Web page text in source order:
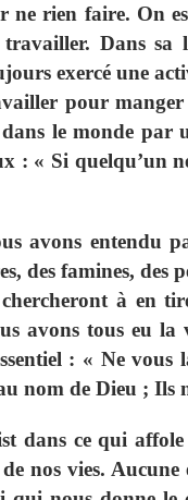
ne rien faire. On
Dans
exercé une
pour manger
le monde
: « Si quelqu’un
avons entendu
des famines, des
chercheront à en
avons tous eu
: « Ne
nom de Dieu ; Ils
dans ce qui
nos vies. Aucune